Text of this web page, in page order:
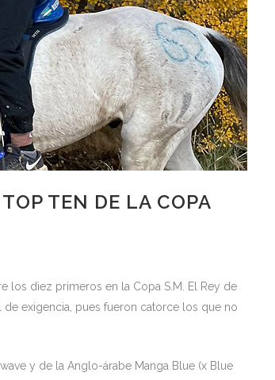
TEN DE LA COPA
los diez primeros en la Copa S.M. El Rey de
exigencia, pues fueron catorce los que no
y de la Anglo-árabe Manga Blue (x Blue